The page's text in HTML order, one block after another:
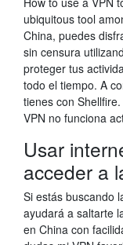
ubiquitous tool
China, puedes
sin censura
proteger tus
todo el tiempo. A
tienes con
VPN no funciona
Usar
acceder a
Si estás buscando
ayudará a saltarte
en China con